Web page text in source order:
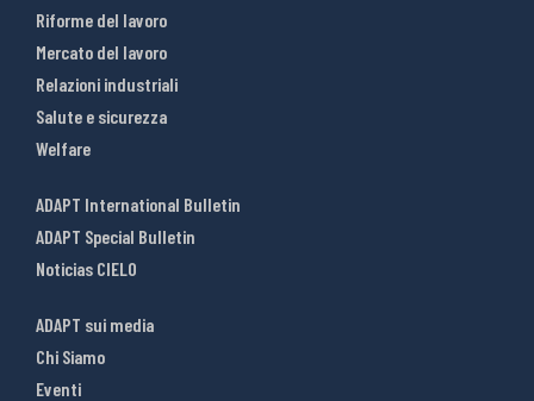
Riforme del lavoro
Mercato del lavoro
Relazioni industriali
Salute e sicurezza
Welfare
ADAPT International Bulletin
ADAPT Special Bulletin
Noticias CIELO
ADAPT sui media
Chi Siamo
Eventi